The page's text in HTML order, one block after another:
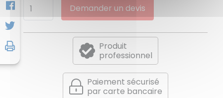
Demander un devis
Produit
professionnel
Paiement sécurisé
par carte bancaire